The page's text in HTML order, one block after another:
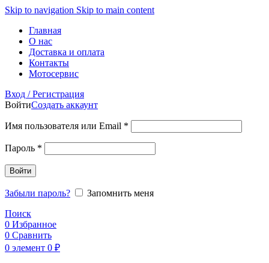
Skip to navigation Skip to main content
Главная
О нас
Доставка и оплата
Контакты
Мотосервис
Вход / Регистрация
ВойтиСоздать аккаунт
Имя пользователя или Email *
Пароль *
Войти
Забыли пароль?
Запомнить меня
Поиск
0 Избранное
0 Сравнить
0 элемент 0 ₽